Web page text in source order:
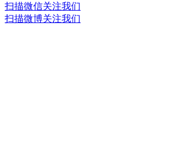
扫描微信关注我们
扫描微博关注我们